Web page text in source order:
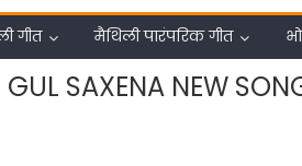
गीत मैथिली पारंपरिक गीत
GUL SAXENA NEW